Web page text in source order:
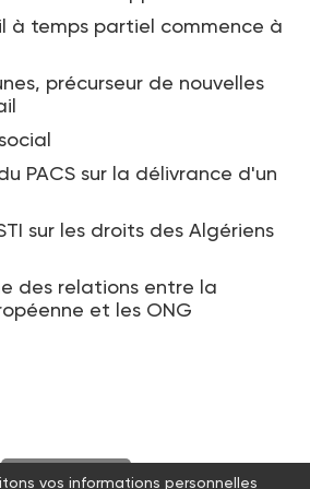
à temps partiel commence à
précurseur de nouvelles
PACS sur la délivrance d'un
sur les droits des Algériens
des relations entre la
et les ONG
S'abonner
vos informations personnelles